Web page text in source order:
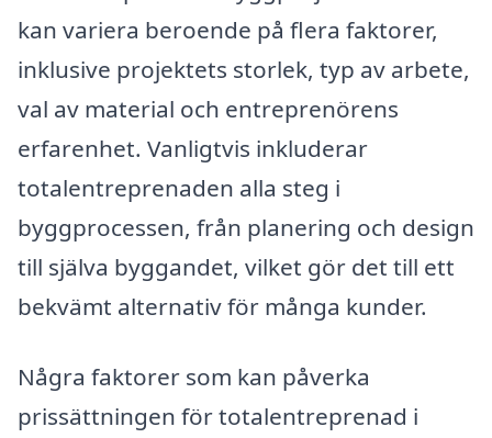
kan variera beroende på flera faktorer,
inklusive projektets storlek, typ av arbete,
val av material och entreprenörens
erfarenhet. Vanligtvis inkluderar
totalentreprenaden alla steg i
byggprocessen, från planering och design
till själva byggandet, vilket gör det till ett
bekvämt alternativ för många kunder.
Några faktorer som kan påverka
prissättningen för totalentreprenad i